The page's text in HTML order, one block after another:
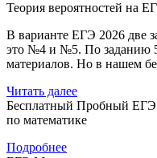
Теория вероятностей на
В варианте ЕГЭ 2026 две
это №4 и №5. По заданию
материалов. Но в нашем
Читать далее
Бесплатный Пробный ЕГЭ
по математике
Подробнее